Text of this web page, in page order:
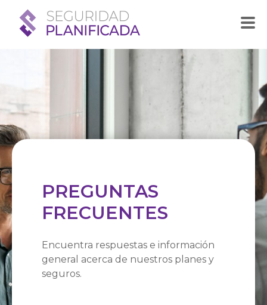
PREGUNTAS
FRECUENTES
Encuentra respuestas e información
general acerca de nuestros planes y
seguros.